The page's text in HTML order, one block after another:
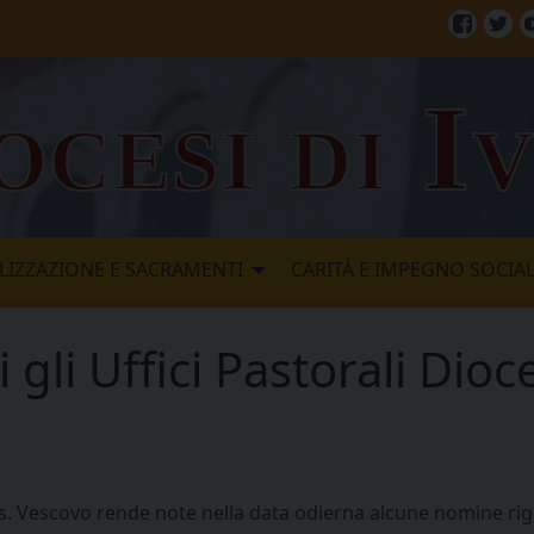
di
E SACRAMENTI CARITÀ E IMPEGNO
Uffici Pastorali
Vescovo rende note nella data odierna alcune nomine